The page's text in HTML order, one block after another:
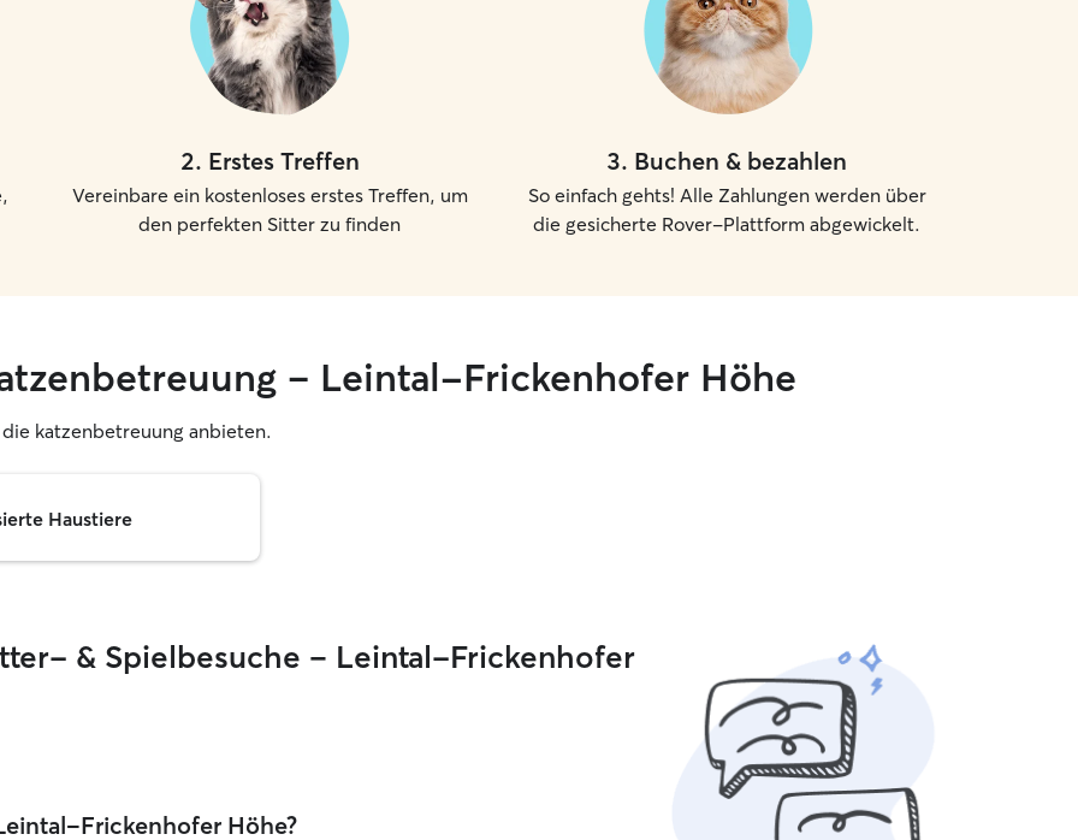
2. Erstes Treffen
Vereinbare ein kostenloses erstes Treffen, um
den perfekten Sitter zu finden
3. Buchen & bezahlen
So einfach gehts! Alle Zahlungen werden über
die gesicherte Rover-Plattform abgewickelt.
– Leintal-Frickenhofer Höhe
katzenbetreuung anbieten.
Haustiere
& Spielbesuche – Leintal-Frickenhofer
Frickenhofer Höhe?